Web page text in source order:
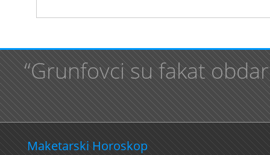
“Grunfovci su fakat
Maketarski Horoskop